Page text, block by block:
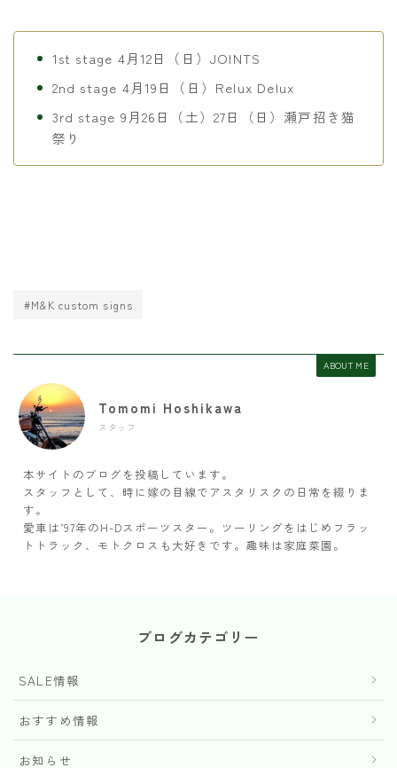
1st stage 4月12日（日）JOINTS
2nd stage 4月19日（日）Relux Delux
3rd stage 9月26日（土）27日（日）瀬戸招き猫
祭り
#M&K custom signs
ABOUT ME
Tomomi Hoshikawa
スタッフ
本サイトのブログを投稿しています。
スタッフとして、時に嫁の目線でアスタリスクの日常を綴りま
す。
愛車は’97年のH-Dスポーツスター。ツーリングをはじめフラッ
トトラック、モトクロスも大好きです。趣味は家庭菜園。
ブログカテゴリー
SALE情報
おすすめ情報
お知らせ